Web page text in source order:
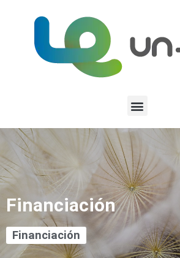
Financiación
Financiación